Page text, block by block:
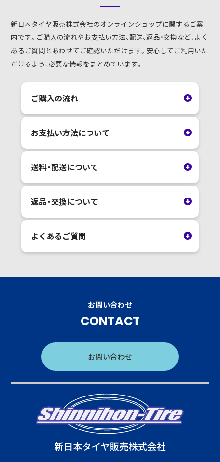
新日本タイヤ販売株式会社のオンラインショップに関するご案
内です。ご購入の流れやお支払い方法、配送、返品・交換など、よく
あるご質問とあわせてご確認いただけます。安心してご利用いた
だけるよう、必要な情報をまとめています。
ご購入の流れ
お支払い方法について
送料・配送について
返品・交換について
よくあるご質問
お問い合わせ
CONTACT
お問い合わせ